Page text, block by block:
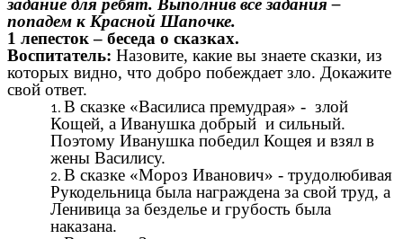
задание для ребят. Выполнив все задания –
попадем к Красной Шапочке.
1 лепесток – беседа о сказках.
Воспитатель: Назовите, какие вы знаете сказки, из
которых видно, что добро побеждает зло. Докажите
свой ответ.
В сказке «Василиса премудрая» - злой
Кощей, а Иванушка добрый и сильный.
Поэтому Иванушка победил Кощея и взял в
жены Василису.
В сказке «Мороз Иванович» - трудолюбивая
Рукодельница была награждена за свой труд, а
Ленивица за безделье и грубость была
наказана.